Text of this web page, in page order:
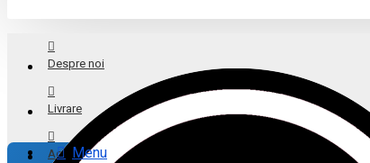
Despre noi
Livrare
AchitareMenu